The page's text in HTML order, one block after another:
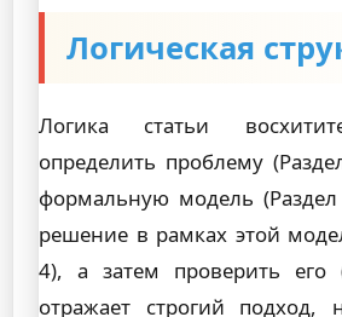
Логическая
Логика статьи
определить проблему
формальную модель
решение в рамках этой
4), а затем проверить его
отражает строгий подход,